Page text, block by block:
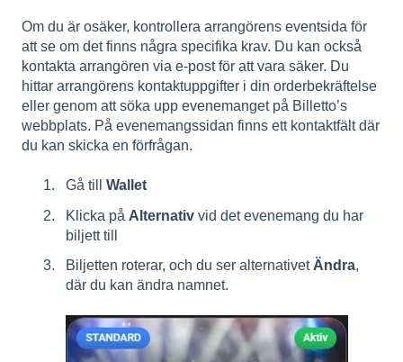
Om du är osäker, kontrollera arrangörens eventsida för
att se om det finns några specifika krav. Du kan också
kontakta arrangören via e-post för att vara säker. Du
hittar arrangörens kontaktuppgifter i din orderbekräftelse
eller genom att söka upp evenemanget på Billetto’s
webbplats. På evenemangssidan finns ett kontaktfält där
du kan skicka en förfrågan.
Gå till Wallet
Klicka på Alternativ vid det evenemang du har
biljett till
Biljetten roterar, och du ser alternativet Ändra,
där du kan ändra namnet.